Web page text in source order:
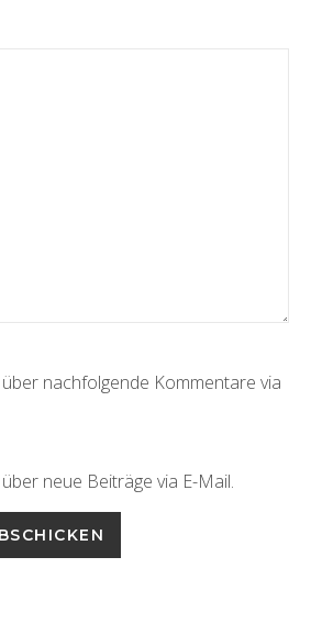
nachfolgende Kommentare via
neue Beiträge via E-Mail.